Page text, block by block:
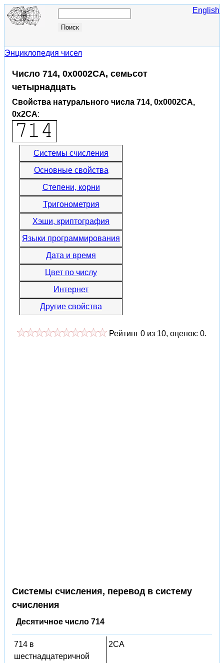
English
Энциклопедия чисел
Число 714, 0x0002CA, семьсот
четырнадцать
Свойства натурального числа 714, 0x0002CA,
0x2CA:
Системы счисления
Основные свойства
Степени, корни
Тригонометрия
Хэши, криптография
Языки программирования
Дата и время
Цвет по числу
Интернет
Другие свойства
Рейтинг 0 из 10, оценок: 0.
Системы счисления, перевод в систему
счисления
Десятичное число 714
714 в
шестнадцатеричной
2CA